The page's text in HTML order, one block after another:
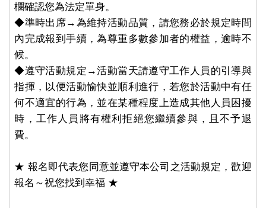
欄確認您為法定單身。
◆準時出席→為維持活動品質，請您務必於規定時間
內完成報到手續，為尊重多數參加者的權益，逾時不
候。
◆遵守活動規定→活動當天請遵守工作人員的引導與
指揮，以便活動愉快並順利進行，若您於活動中有任
何不適宜的行為，並在某種程度上造成其他人員困擾
時，工作人員將有權利拒絕您繼續參與，且不予退
費。
★ 報名即代表您同意並遵守本公司之活動規定，歡迎
報名～祝您找到幸福 ★